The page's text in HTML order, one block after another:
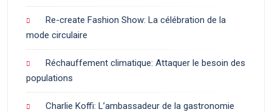
Re-create Fashion Show: La célébration de la
mode circulaire
Réchauffement climatique: Attaquer le besoin des
populations
Charlie Koffi: L’ambassadeur de la gastronomie